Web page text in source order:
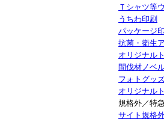
Ｔシャツ等
うちわ印刷
パッケージ
抗菌・衛生
オリジナル
間伐材ノベ
フォトグッ
オリジナル
規格外／特
サイト規格